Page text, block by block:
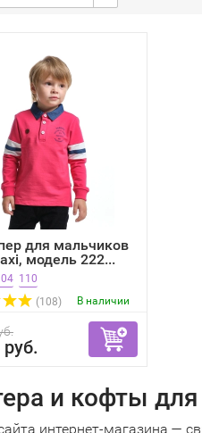
для мальчиков
модель 222...
110
(108)
В наличии
и кофты
интернет-магазина —